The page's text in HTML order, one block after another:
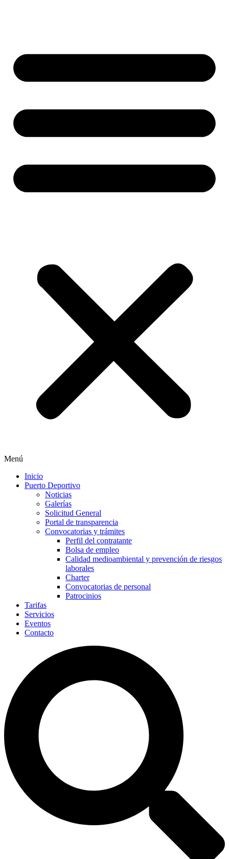
Menú
Inicio
Puerto Deportivo
Noticias
Galerías
Solicitud General
Portal de transparencia
Convocatorias y trámites
Perfil del contratante
Bolsa de empleo
Calidad medioambiental y prevención de riesgos
laborales
Charter
Convocatorias de personal
Patrocinios
Tarifas
Servicios
Eventos
Contacto